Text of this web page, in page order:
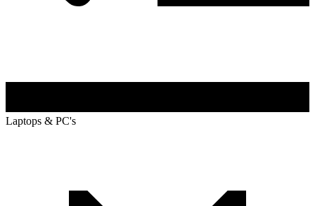
Laptops & PC's